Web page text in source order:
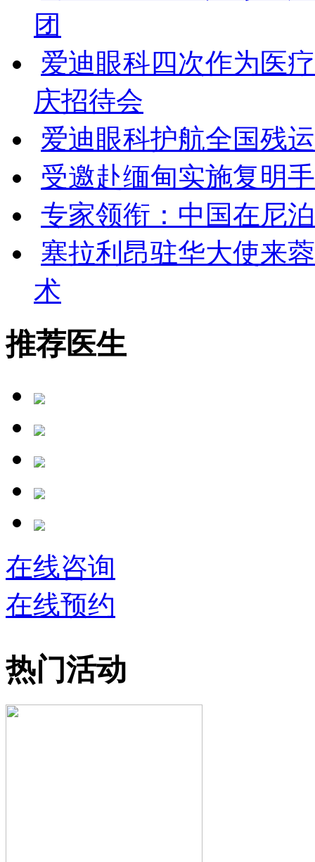
团
爱迪眼科四次作为医
庆招待会
爱迪眼科护航全国残
受邀赴缅甸实施复明
专家领衔：中国在尼
塞拉利昂驻华大使来
术
推荐医生
在线咨询
在线预约
热门活动